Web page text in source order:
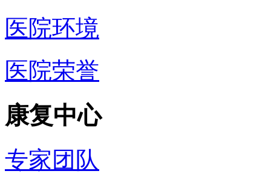
医院环境
医院荣誉
康复中心
专家团队